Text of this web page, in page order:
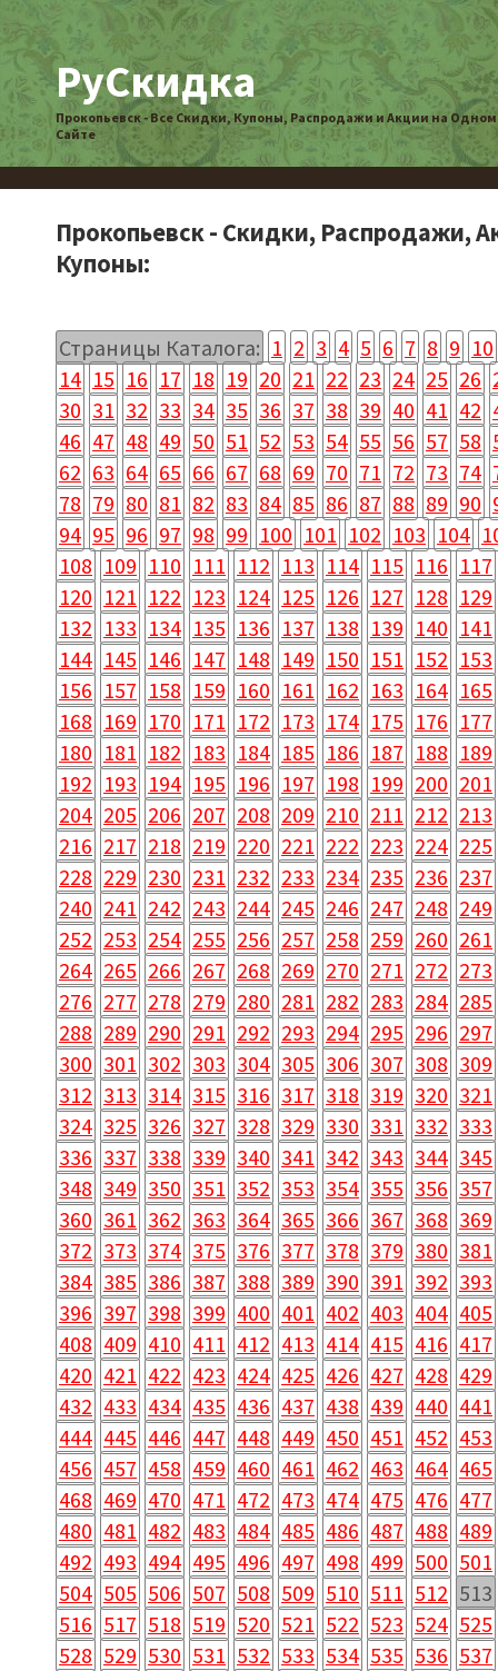
РуСкидка
Прокопьевск - Все Скидки, Купоны, Распродажи и Акции на Одном
Сайте
Прокопьевск - Скидки, Распродажи,
Купоны:
Страницы Каталога: 1 2 3 4 5 6 7 8 9 10
14 15 16 17 18 19 20 21 22 23 24 25 26
30 31 32 33 34 35 36 37 38 39 40 41 42
46 47 48 49 50 51 52 53 54 55 56 57 58
62 63 64 65 66 67 68 69 70 71 72 73 74
78 79 80 81 82 83 84 85 86 87 88 89 90
94 95 96 97 98 99 100 101 102 103 104
108 109 110 111 112 113 114 115 116 117
120 121 122 123 124 125 126 127 128 129
132 133 134 135 136 137 138 139 140 141
144 145 146 147 148 149 150 151 152 153
156 157 158 159 160 161 162 163 164 165
168 169 170 171 172 173 174 175 176 177
180 181 182 183 184 185 186 187 188 189
192 193 194 195 196 197 198 199 200 201
204 205 206 207 208 209 210 211 212 213
216 217 218 219 220 221 222 223 224 225
228 229 230 231 232 233 234 235 236 237
240 241 242 243 244 245 246 247 248 249
252 253 254 255 256 257 258 259 260 261
264 265 266 267 268 269 270 271 272 273
276 277 278 279 280 281 282 283 284 285
288 289 290 291 292 293 294 295 296 297
300 301 302 303 304 305 306 307 308 309
312 313 314 315 316 317 318 319 320 321
324 325 326 327 328 329 330 331 332 333
336 337 338 339 340 341 342 343 344 345
348 349 350 351 352 353 354 355 356 357
360 361 362 363 364 365 366 367 368 369
372 373 374 375 376 377 378 379 380 381
384 385 386 387 388 389 390 391 392 393
396 397 398 399 400 401 402 403 404 405
408 409 410 411 412 413 414 415 416 417
420 421 422 423 424 425 426 427 428 429
432 433 434 435 436 437 438 439 440 441
444 445 446 447 448 449 450 451 452 453
456 457 458 459 460 461 462 463 464 465
468 469 470 471 472 473 474 475 476 477
480 481 482 483 484 485 486 487 488 489
492 493 494 495 496 497 498 499 500 501
504 505 506 507 508 509 510 511 512 513
516 517 518 519 520 521 522 523 524 525
528 529 530 531 532 533 534 535 536 537